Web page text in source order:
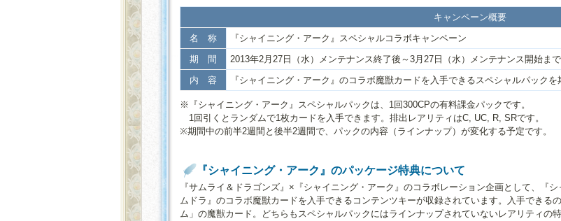
キャンペーン概要
名 称
『シャイニング・アーク』スペシャルコラボキャンペーン
期 間
2013年2月27日（水）メンテナンス終了後～3月27日（水）メンテナンス開始まで
内 容
『シャイニング・アーク』のコラボ魔獣カードを入手できるスペシャルパックを
※『シャイニング・アーク』スペシャルパックは、1回300CPの有料課金パックです。
1回引くとランダムで1枚カードを入手できます。排出レアリティはC, UC, R, SRです。
※期間中の前半2週間と後半2週間で、パックの内容（ラインナップ）が変化する予定です。
『シャイニング・アーク』のパッケージ特典について
『サムライ＆ドラゴンズ』×『シャイニング・アーク』のコラボレーション企画として、『
ムドラ』のコラボ魔獣カードを入手できるコンテンツキーが収録されています。入手でき
ム」の魔獣カード。どちらもスペシャルパックにはラインナップされていないレアリティの